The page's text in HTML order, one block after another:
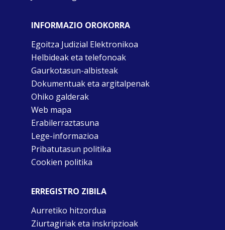
INFORMAZIO OROKORRA
Egoitza Judizial Elektronikoa
Helbideak eta telefonoak
Gaurkotasun-albisteak
Dokumentuak eta argitalpenak
Ohiko galderak
Web mapa
Erabilerraztasuna
Lege-informazioa
Pribatutasun politika
Cookien politika
ERREGISTRO ZIBILA
Aurretiko hitzordua
Ziurtagiriak eta inskripzioak